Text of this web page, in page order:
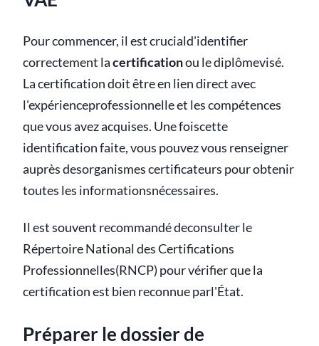
Pour commencer, il est cruciald'identifier
correctement lacertificationou le diplômevisé.
La certification doit être en lien direct avec
l'expérienceprofessionnelle et les compétences
que vous avez acquises. Une foiscette
identification faite, vous pouvez vous renseigner
auprès desorganismes certificateurs pour obtenir
toutes les informationsnécessaires.
Il est souvent recommandé deconsulter le
Répertoire National des Certifications
Professionnelles(RNCP) pour vérifier que la
certification est bien reconnue parl'État.
Préparer le dossier de